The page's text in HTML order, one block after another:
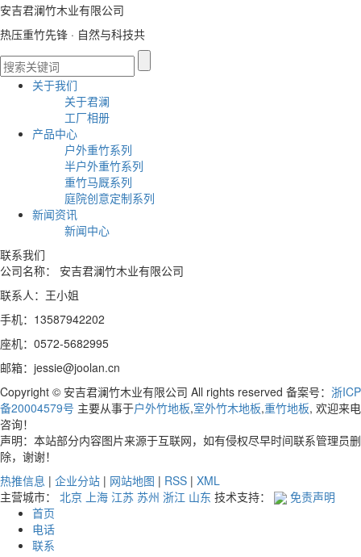
安吉君澜竹木业有限公司
热压重竹先锋 · 自然与科技共
关于我们
关于君澜
工厂相册
产品中心
户外重竹系列
半户外重竹系列
重竹马厩系列
庭院创意定制系列
新闻资讯
新闻中心
联系我们
公司名称： 安吉君澜竹木业有限公司
联系人：王小姐
手机：13587942202
座机：0572-5682995
邮箱：jessie@joolan.cn
Copyright © 安吉君澜竹木业有限公司 All rights reserved 备案号： 浙ICP
备20004579号 主要从事于户外竹地板,室外竹木地板,重竹地板, 欢迎来电
咨询！
声明：本站部分内容图片来源于互联网，如有侵权尽早时间联系管理员删
除，谢谢！
热推信息 | 企业分站 | 网站地图 | RSS | XML
主营城市： 北京 上海 江苏 苏州 浙江 山东 技术支持：
免责声明
首页
电话
联系